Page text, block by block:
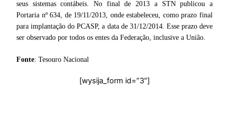
seus sistemas contábeis. No final de 2013 a STN publicou a
Portaria nº 634, de 19/11/2013, onde estabeleceu, como prazo final
para implantação do PCASP, a data de 31/12/2014. Esse prazo deve
ser observado por todos os entes da Federação, inclusive a União.
Fonte: Tesouro Nacional
[wysija_form id=”3″]